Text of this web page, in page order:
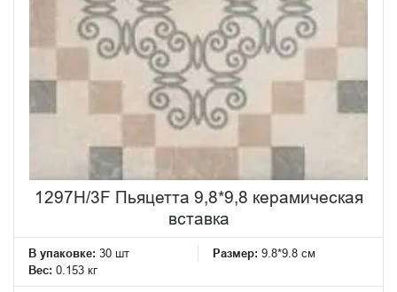
1297H/3F Пьяцетта 9,8*9,8 керамическая
вставка
В упаковке: 30 шт Размер: 9.8*9.8 см
Вес: 0.153 кг